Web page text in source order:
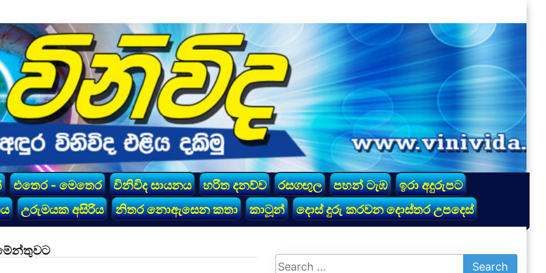
එතෙර - මෙතෙර විනිවිද සායනය හරිත දනව්ව රසගඟුල පහන් ටැඹ
ඉරා අදුරුපට
උරුමයක අසිරිය නිතර නොඇසෙන කතා කාටූන් දොස් දුරු කරවන දොස්තර උපදෙස්